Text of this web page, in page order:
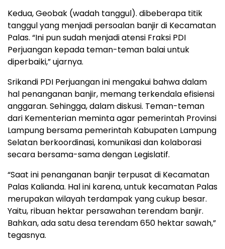
Kedua, Geobak (wadah tanggul). dibeberapa titik
tanggul yang menjadi persoalan banjir di Kecamatan
Palas. “Ini pun sudah menjadi atensi Fraksi PDI
Perjuangan kepada teman-teman balai untuk
diperbaiki,” ujarnya.
Srikandi PDI Perjuangan ini mengakui bahwa dalam
hal penanganan banjir, memang terkendala efisiensi
anggaran. Sehingga, dalam diskusi. Teman-teman
dari Kementerian meminta agar pemerintah Provinsi
Lampung bersama pemerintah Kabupaten Lampung
Selatan berkoordinasi, komunikasi dan kolaborasi
secara bersama-sama dengan Legislatif.
“Saat ini penanganan banjir terpusat di Kecamatan
Palas Kalianda. Hal ini karena, untuk kecamatan Palas
merupakan wilayah terdampak yang cukup besar.
Yaitu, ribuan hektar persawahan terendam banjir.
Bahkan, ada satu desa terendam 650 hektar sawah,”
tegasnya.